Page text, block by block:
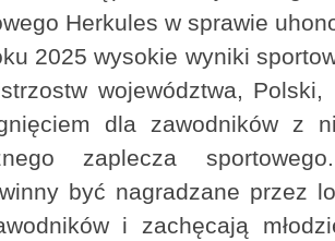
Herkules w sprawie
2025 wysokie wyniki
województwa,
dla zawodników z
zaplecza
być nagradzane przez
i zachęcają